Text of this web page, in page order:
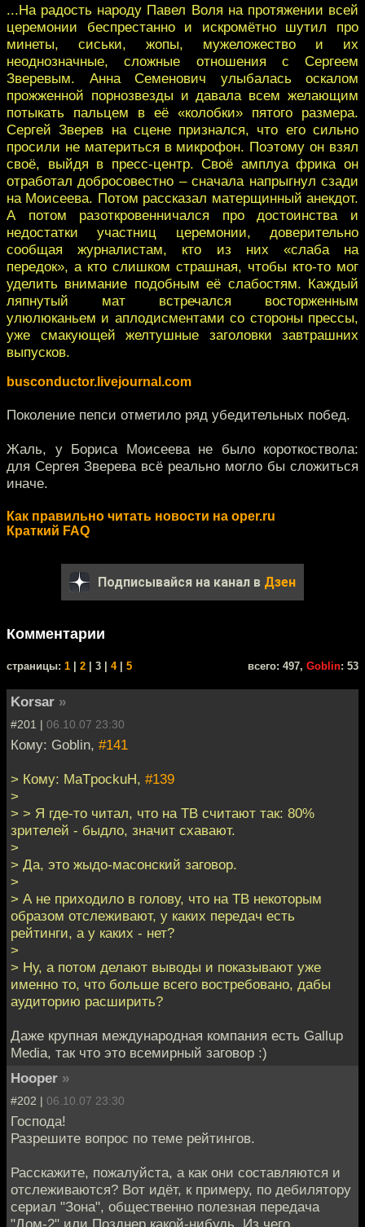
...На радость народу Павел Воля на протяжении всей
церемонии беспрестанно и искромётно шутил про
минеты, сиськи, жопы, мужеложество и их
неоднозначные, сложные отношения с Сергеем
Зверевым. Анна Семенович улыбалась оскалом
прожженной порнозвезды и давала всем желающим
потыкать пальцем в её «колобки» пятого размера.
Сергей Зверев на сцене признался, что его сильно
просили не материться в микрофон. Поэтому он взял
своё, выйдя в пресс-центр. Своё амплуа фрика он
отработал добросовестно – сначала напрыгнул сзади
на Моисеева. Потом рассказал матерщинный анекдот.
А потом разоткровенничался про достоинства и
недостатки участниц церемонии, доверительно
сообщая журналистам, кто из них «слаба на
передок», а кто слишком страшная, чтобы кто-то мог
уделить внимание подобным её слабостям. Каждый
ляпнутый мат встречался восторженным
улюлюканьем и аплодисментами со стороны прессы,
уже смакующей желтушные заголовки завтрашних
выпусков.
busconductor.livejournal.com
Поколение пепси отметило ряд убедительных побед.
Жаль, у Бориса Моисеева не было короткоствола:
для Сергея Зверева всё реально могло бы сложиться
иначе.
Как правильно читать новости на oper.ru
Краткий FAQ
Подписывайся на канал в Дзен
Комментарии
cтраницы: 1 2 | 3 | 4| 5 всего: 497, Goblin: 53
Korsar »
#201 | 06.10.07 23:30
Кому: Goblin, #141
> Кому: MaTpockuH, #139
>
> > Я где-то читал, что на ТВ считают так: 80%
зрителей - быдло, значит схавают.
>
> Да, это жыдо-масонский заговор.
>
> А не приходило в голову, что на ТВ некоторым
образом отслеживают, у каких передач есть
рейтинги, а у каких - нет?
>
> Ну, а потом делают выводы и показывают уже
именно то, что больше всего востребовано, дабы
аудиторию расширить?
Даже крупная международная компания есть Gallup
Media, так что это всемирный заговор :)
Hooper »
#202 | 06.10.07 23:30
Господа!
Разрешите вопрос по теме рейтингов.
Расскажите, пожалуйста, а как они составляются и
отслеживаются? Вот идёт, к примеру, по дебилятору
сериал "Зона", общественно полезная передача